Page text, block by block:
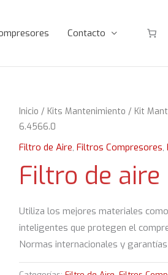
Contacto
Inicio / Kits Mantenimiento / Kit
6.4566.0
Filtro de Aire, Filtros Compresores,
Filtro de
Utiliza los mejores materiales
inteligentes que protegen el
Normas internacionales y